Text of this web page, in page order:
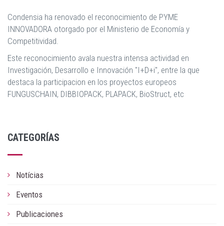
Condensia ha renovado el reconocimiento de PYME
INNOVADORA otorgado por el Ministerio de Economía y
Competitividad.
Este reconocimiento avala nuestra intensa actividad en
Investigación, Desarrollo e Innovación "I+D+i", entre la que
destaca la participacion en los proyectos europeos
FUNGUSCHAIN, DIBBIOPACK, PLAPACK, BioStruct, etc
CATEGORÍAS
Notícias
Eventos
Publicaciones